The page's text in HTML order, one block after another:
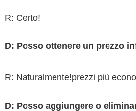
R: Certo!
D: Posso ottenere un prezzo
R: Naturalmente!prezzi più
D: Posso aggiungere o